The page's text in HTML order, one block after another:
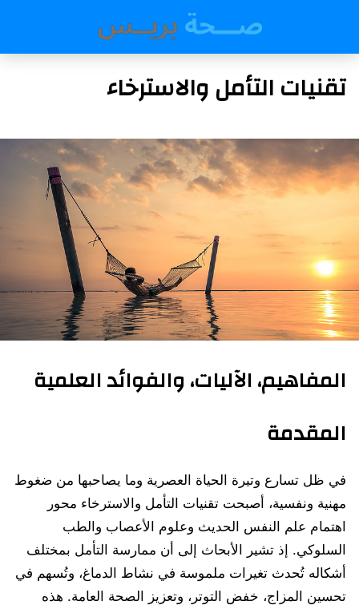
تقنيات التأمل والاسترخاء
المفاهيم، الآليات، والفوائد العلمية
المقدمة
في ظل تسارع وتيرة الحياة العصرية وما يصاحبها من ضغوط
مهنية ونفسية، أصبحت تقنيات التأمل والاسترخاء محور
اهتمام علم النفس الحديث وعلوم الأعصاب والطب
السلوكي. إذ تشير الأبحاث إلى أن ممارسة التأمل بمختلف
أشكاله تُحدث تغيرات ملموسة في نشاط الدماغ، وتُسهم في
تحسين المزاج، خفض التوتر، وتعزيز الصحة العامة. هذه